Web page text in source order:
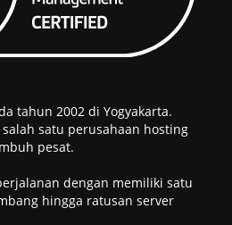
tahun 2002 di Yogyakarta.
satu perusahaan hosting
pesat.
dengan memiliki satu
hingga ratusan server